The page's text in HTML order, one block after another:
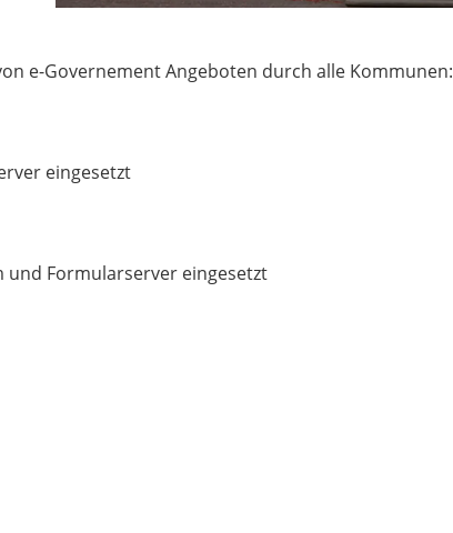
e-Governement Angeboten durch alle Kommunen:
eingesetzt
und Formularserver eingesetzt